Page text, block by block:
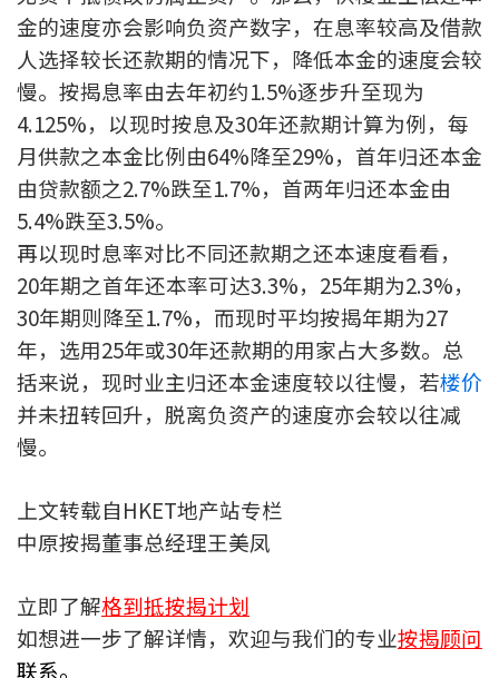
按市新闻
统计数据库
按揭快趣智识
按揭智库
楼按专栏
按揭百科
实时银行资讯
装修·保险优惠
装修设计专栏
保险资讯专栏
金的速度亦会影响负资产数字，在息率较高及借款
人选择较长还款期的情况下，降低本金的速度会较
慢。按揭息率由去年初约1.5%逐步升至现为
4.125%，以现时按息及30年还款期计算为例，每
月供款之本金比例由64%降至29%，首年归还本金
由贷款额之2.7%跌至1.7%，首两年归还本金由
5.4%跌至3.5%。
再以现时息率对比不同还款期之还本速度看看，
20年期之首年还本率可达3.3%，25年期为2.3%，
30年期则降至1.7%，而现时平均按揭年期为27
年，选用25年或30年还款期的用家占大多数。总
括来说，现时业主归还本金速度较以往慢，若楼价
并未扭转回升，脱离负资产的速度亦会较以往减
慢。
上文转载自HKET地产站专栏
中原按揭董事总经理王美凤
立即了解格到抵按揭计划
如想进一步了解详情，欢迎与我们的专业按揭顾问
联系。